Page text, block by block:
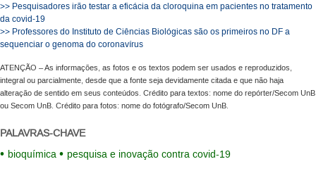
>> Pesquisadores irão testar a eficácia da cloroquina em pacientes no tratamento
da covid-19
>> Professores do Instituto de Ciências Biológicas são os primeiros no DF a
sequenciar o genoma do coronavírus
ATENÇÃO – As informações, as fotos e os textos podem ser usados e reproduzidos,
integral ou parcialmente, desde que a fonte seja devidamente citada e que não haja
alteração de sentido em seus conteúdos. Crédito para textos: nome do repórter/Secom UnB
ou Secom UnB. Crédito para fotos: nome do fotógrafo/Secom UnB.
PALAVRAS-CHAVE
bioquímica
pesquisa e inovação contra covid-19